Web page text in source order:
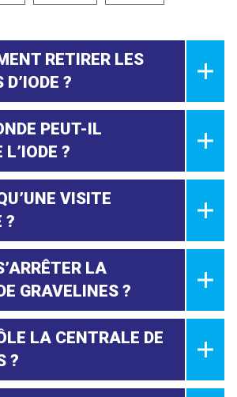
RETIRER LES
?
PEUT-IL
L’IODE ?
VISITE
?
LA
GRAVELINES ?
LA CENTRALE DE
?